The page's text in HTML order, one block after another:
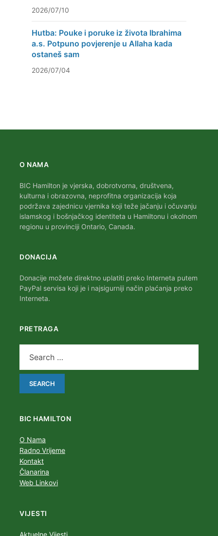
2026/07/10
Hutba: Pouke i poruke iz života Ibrahima
a.s. Potpuno povjerenje u Allaha kada
ostaneš sam
2026/07/04
O NAMA
BIC Hamilton je vjerska, dobrotvorna, društvena,
kulturna i obrazovna, neprofitna organizacija koja
podržava zajednicu vjernika koji teže jačanju i očuvanju
islamskog i bošnjačkog identiteta u Hamiltonu i okolnom
regionu u provinciji Ontario, Canada.
DONACIJA
Donacije možete direktno uplatiti preko Interneta putem
PayPal servisa koji je i najsigurniji način plaćanja preko
Interneta.
PRETRAGA
BIC HAMILTON
O Nama
Radno Vrijeme
Kontakt
Članarina
Web Linkovi
VIJESTI